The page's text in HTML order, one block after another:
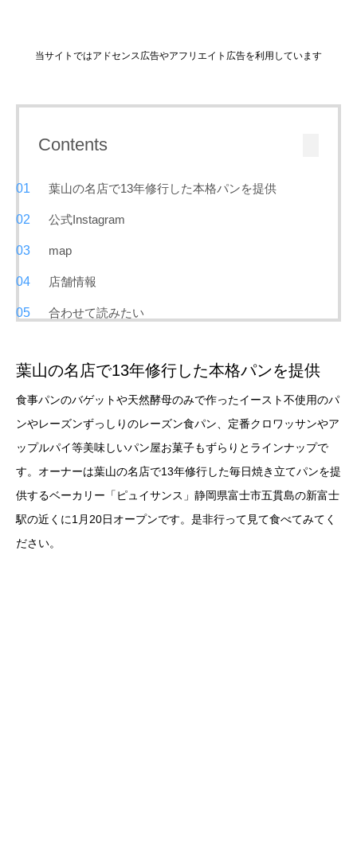
当サイトではアドセンス広告やアフリエイト広告を利用しています
Contents
葉山の名店で13年修行した本格パンを提供
公式Instagram
map
店舗情報
合わせて読みたい
葉山の名店で13年修行した本格パンを提供
食事パンのバゲットや天然酵母のみで作ったイースト不使用のパ
ンやレーズンずっしりのレーズン食パン、定番クロワッサンやア
ップルパイ等美味しいパン屋お菓子もずらりとラインナップで
す。オーナーは葉山の名店で13年修行した毎日焼き立てパンを提
供するベーカリー「ピュイサンス」静岡県富士市五貫島の新富士
駅の近くに1月20日オープンです。是非行って見て食べてみてく
ださい。